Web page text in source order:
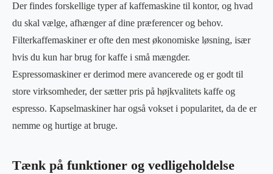
Der findes forskellige typer af kaffemaskine til kontor, og hvad
du skal vælge, afhænger af dine præferencer og behov.
Filterkaffemaskiner er ofte den mest økonomiske løsning, især
hvis du kun har brug for kaffe i små mængder.
Espressomaskiner er derimod mere avancerede og er godt til
store virksomheder, der sætter pris på højkvalitets kaffe og
espresso. Kapselmaskiner har også vokset i popularitet, da de er
nemme og hurtige at bruge.
Tænk på funktioner og vedligeholdelse